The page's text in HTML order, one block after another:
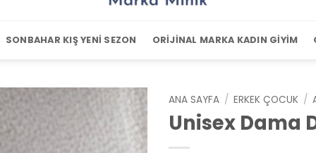
SONBAHAR KIŞ YENI SEZON ORIJINAL MARKA KADIN GIYIM
ANA SAYFA / ERKEK ÇOCUK /
Unisex Dama
👀Şu an